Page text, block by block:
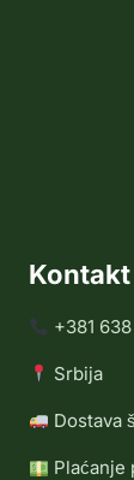
Kontakt
+381
Srbija
Dostava
Plaćanje